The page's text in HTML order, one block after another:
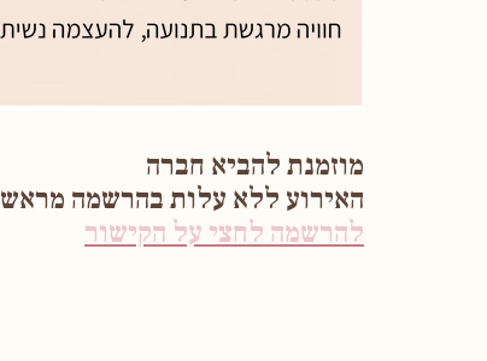
מוזמנת להביא חברה
האירוע ללא עלות בהרשמה מראש
להרשמה לחצי על הקישור